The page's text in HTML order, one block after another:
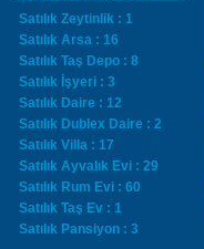
Satılık Zeytinlik : 1
Satılık Arsa : 16
Satılık Taş Depo : 8
Satılık İşyeri : 3
Satılık Daire : 12
Satılık Dublex Daire : 2
Satılık Villa : 17
Satılık Ayvalık Evi : 29
Satılık Rum Evi : 60
Satılık Taş Ev : 1
Satılık Pansiyon : 3